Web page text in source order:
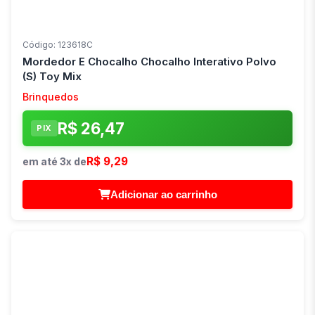
Código: 123618C
Mordedor E Chocalho Chocalho Interativo Polvo
(S) Toy Mix
Brinquedos
PIX R$ 26,47
em até 3x de R$ 9,29
Adicionar ao carrinho